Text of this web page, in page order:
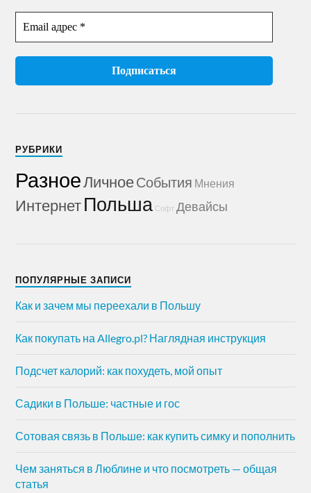
РУБРИКИ
РазноеЛичноеСобытия Мнения
ИнтернетПольша Софт Девайсы
ПОПУЛЯРНЫЕ ЗАПИСИ
Как и зачем мы переехали в Польшу
Как покупать на Allegro.pl? Наглядная инструкция
Подсчет калорий: как похудеть, мой опыт
Садики в Польше: частные и гос
Сотовая связь в Польше: как купить симку и пополнить
Чем заняться в Люблине и что посмотреть — общая
статья